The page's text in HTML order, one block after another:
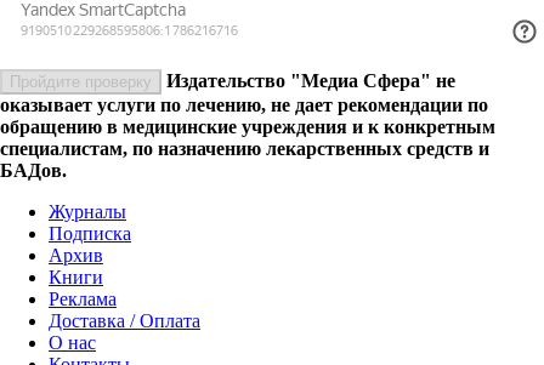
Пройдите проверку
Издательство "Медиа Сфера" не
оказывает услуги по лечению, не дает рекомендации по
обращению в медицинские учреждения и к конкретным
специалистам, по назначению лекарственных средств и
БАДов.
Журналы
Подписка
Архив
Книги
Реклама
Доставка / Оплата
О нас